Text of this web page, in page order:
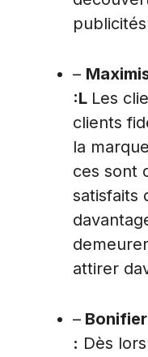
–
:L Les
clients
la
ces sont
satisfaits
attirer
–
: Dès